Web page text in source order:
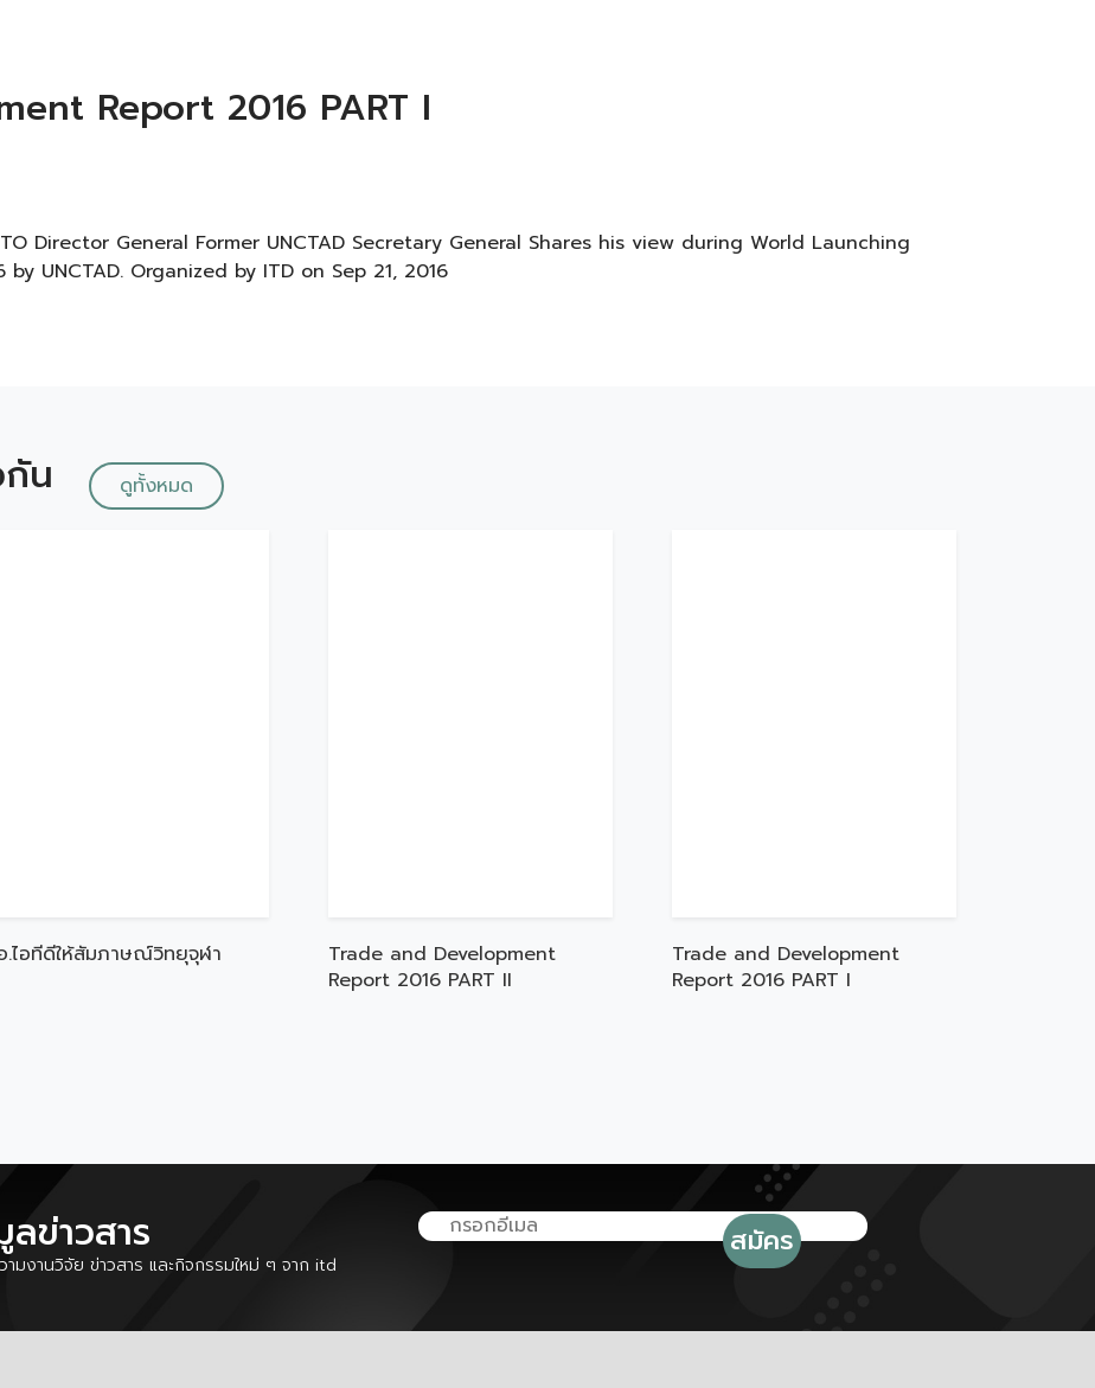
Report 2016 PART I
Director General Former UNCTAD Secretary General Shares his view during World Launching
UNCTAD. Organized by ITD on Sep 21, 2016
น ดูทั้งหมด
.ไอทีดีให้สัมภาษณ์วิทยุจุฬา
Trade and Development
Report 2016 PART II
Trade and Development
Report 2016 PART I
ข่าวสาร
มงานวิจัย ข่าวสาร และกิจกรรมใหม่ ๆ จาก itd